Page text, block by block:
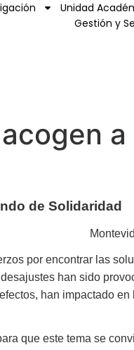
Unidad
Gestión y
a
de Solidaridad
por encontrar las
han sido
han impactado en
que este tema se